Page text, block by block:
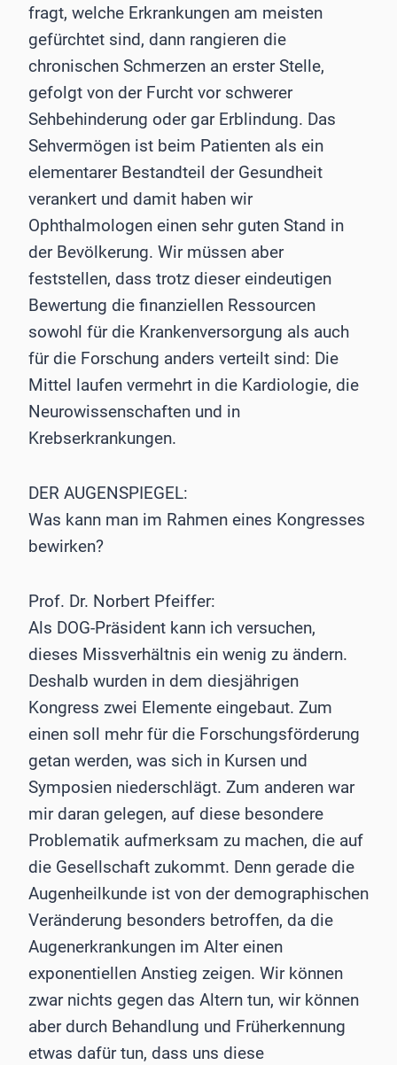
fragt, welche Erkrankungen am meisten
gefürchtet sind, dann rangieren die
chronischen Schmerzen an erster Stelle,
gefolgt von der Furcht vor schwerer
Sehbehinderung oder gar Erblindung. Das
Sehvermögen ist beim Patienten als ein
elementarer Bestandteil der Gesundheit
verankert und damit haben wir
Ophthalmologen einen sehr guten Stand in
der Bevölkerung. Wir müssen aber
feststellen, dass trotz dieser eindeutigen
Bewertung die finanziellen Ressourcen
sowohl für die Krankenversorgung als auch
für die Forschung anders verteilt sind: Die
Mittel laufen vermehrt in die Kardiologie, die
Neurowissenschaften und in
Krebserkrankungen.
DER AUGENSPIEGEL:
Was kann man im Rahmen eines Kongresses
bewirken?
Prof. Dr. Norbert Pfeiffer:
Als DOG-Präsident kann ich versuchen,
dieses Missverhältnis ein wenig zu ändern.
Deshalb wurden in dem diesjährigen
Kongress zwei Elemente eingebaut. Zum
einen soll mehr für die Forschungsförderung
getan werden, was sich in Kursen und
Symposien niederschlägt. Zum anderen war
mir daran gelegen, auf diese besondere
Problematik aufmerksam zu machen, die auf
die Gesellschaft zukommt. Denn gerade die
Augenheilkunde ist von der demographischen
Veränderung besonders betroffen, da die
Augenerkrankungen im Alter einen
exponentiellen Anstieg zeigen. Wir können
zwar nichts gegen das Altern tun, wir können
aber durch Behandlung und Früherkennung
etwas dafür tun, dass uns diese